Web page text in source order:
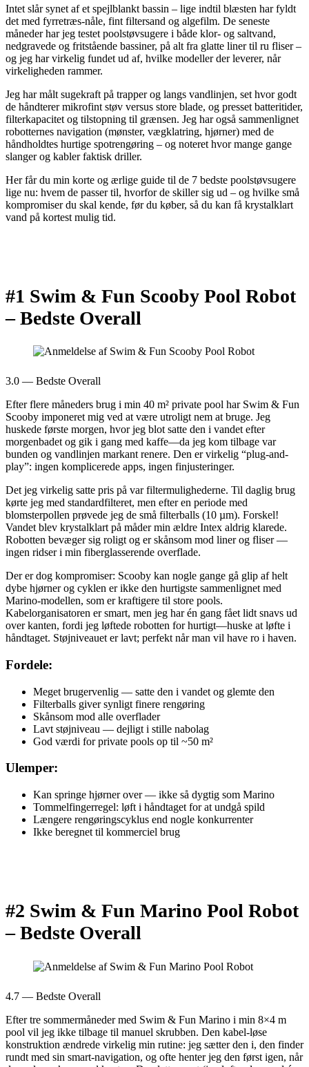
Intet slår synet af et spejlblankt bassin – lige indtil blæsten har fyldt
det med fyrretræs‑nåle, fint filtersand og algefilm. De seneste
måneder har jeg testet poolstøvsugere i både klor- og saltvand,
nedgravede og fritstående bassiner, på alt fra glatte liner til ru fliser –
og jeg har virkelig fundet ud af, hvilke modeller der leverer, når
virkeligheden rammer.
Jeg har målt sugekraft på trapper og langs vandlinjen, set hvor godt
de håndterer mikrofint støv versus store blade, og presset batteritider,
filterkapacitet og tilstopning til grænsen. Jeg har også sammenlignet
robotternes navigation (mønster, vægklatring, hjørner) med de
håndholdtes hurtige spotrengøring – og noteret hvor mange gange
slanger og kabler faktisk driller.
Her får du min korte og ærlige guide til de 7 bedste poolstøvsugere
lige nu: hvem de passer til, hvorfor de skiller sig ud – og hvilke små
kompromiser du skal kende, før du køber, så du kan få krystalklart
vand på kortest mulig tid.
#1 Swim & Fun Scooby Pool Robot
–Bedste Overall
3.0 — Bedste Overall
Efter flere måneders brug i min 40 m² private pool har Swim & Fun
Scooby imponeret mig ved at være utroligt nem at bruge. Jeg
huskede første morgen, hvor jeg blot satte den i vandet efter
morgenbadet og gik i gang med kaffe—da jeg kom tilbage var
bunden og vandlinjen markant renere. Den er virkelig “plug-and-
play”: ingen komplicerede apps, ingen finjusteringer.
Det jeg virkelig satte pris på var filtermulighederne. Til daglig brug
kørte jeg med standardfilteret, men efter en periode med
blomsterpollen prøvede jeg de små filterballs (10 µm). Forskel!
Vandet blev krystalklart på måder min ældre Intex aldrig klarede.
Robotten bevæger sig roligt og er skånsom mod liner og fliser —
ingen ridser i min fiberglasserende overflade.
Der er dog kompromiser: Scooby kan nogle gange gå glip af helt
dybe hjørner og cyklen er ikke den hurtigste sammenlignet med
Marino-modellen, som er kraftigere til store pools.
Kabelorganisatoren er smart, men jeg har én gang fået lidt snavs ud
over kanten, fordi jeg løftede robotten for hurtigt—huske at løfte i
håndtaget. Støjniveauet er lavt; perfekt når man vil have ro i haven.
Fordele:
Meget brugervenlig — satte den i vandet og glemte den
Filterballs giver synligt finere rengøring
Skånsom mod alle overflader
Lavt støjniveau — dejligt i stille nabolag
God værdi for private pools op til ~50 m²
Ulemper:
Kan springe hjørner over — ikke så dygtig som Marino
Tommelfingerregel: løft i håndtaget for at undgå spild
Længere rengøringscyklus end nogle konkurrenter
Ikke beregnet til kommerciel brug
#2 Swim & Fun Marino Pool Robot
–Bedste Overall
4.7 — Bedste Overall
Efter tre sommermåneder med Swim & Fun Marino i min 8×4 m
pool vil jeg ikke tilbage til manuel skrubben. Den kabel-løse
konstruktion ændrede virkelig min rutine: jeg sætter den i, den finder
rundt med sin smart-navigation, og ofte henter jeg den først igen, når